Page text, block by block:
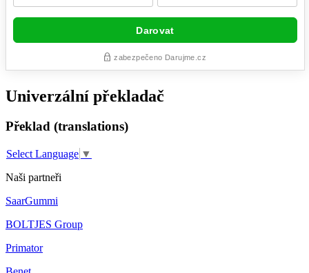
Univerzální překladač
Překlad (translations)
Select Language ▼
Naši partneři
SaarGummi
BOLTJES Group
Primator